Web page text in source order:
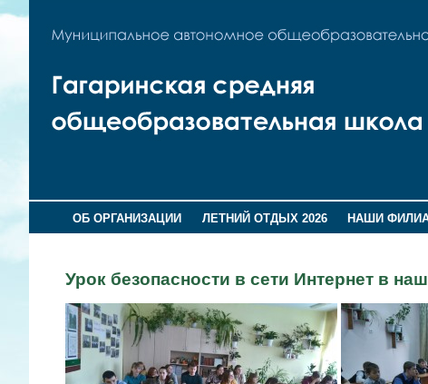
ОБ ОРГАНИЗАЦИИ ЛЕТНИЙ ОТДЫХ 2026 НАШИ
Урок безопасности в сети Интернет в